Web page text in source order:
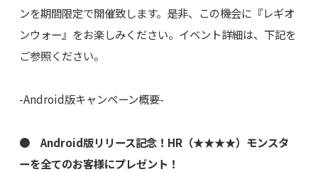
ンを期間限定で開催致します。是非、この機会に『レギオ
ンウォー』をお楽しみください。イベント詳細は、下記を
ご参照ください。
-Android版キャンペーン概要-
● Android版リリース記念！HR（★★★★）モンスタ
ーを全てのお客様にプレゼント！